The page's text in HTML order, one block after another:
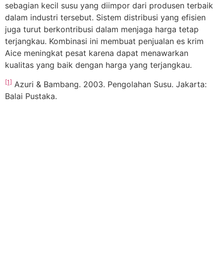
sebagian kecil susu yang diimpor dari produsen terbaik
dalam industri tersebut. Sistem distribusi yang efisien
juga turut berkontribusi dalam menjaga harga tetap
terjangkau. Kombinasi ini membuat penjualan es krim
Aice meningkat pesat karena dapat menawarkan
kualitas yang baik dengan harga yang terjangkau.
[1] Azuri & Bambang. 2003. Pengolahan Susu. Jakarta:
Balai Pustaka.